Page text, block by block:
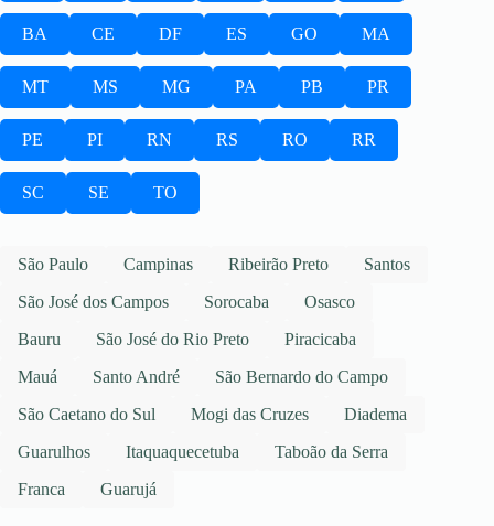
BA CE DF ES GO MA
MT MS MG PA PB PR
PE PI RN RS RO RR
SC SE TO
São Paulo Campinas Ribeirão Preto
Santos
São José dos Campos
Sorocaba
Osasco
Bauru
São José do Rio Preto
Piracicaba
Mauá
Santo André
São Bernardo do Campo
São Caetano do Sul
Mogi das Cruzes
Diadema
Guarulhos
Itaquaquecetuba
Taboão da Serra
Franca
Guarujá